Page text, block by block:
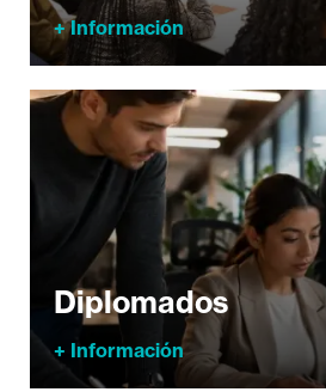
+ Información
Diplomados
+ Información